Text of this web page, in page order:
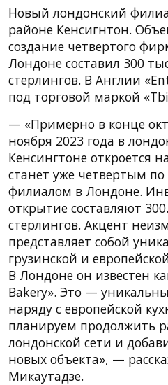
Новый лондонский
районе Кенсигнтон.
создание четвертого
Лондоне составил 300
стерлингов. В Англии
под торговой маркой
— «Примерно в конце
ноября 2023 года в
Кенсингтоне откроется
станет уже четвертым
филиалом в Лондоне.
открытие составляют
стерлингов. Акцент
представляет собой
грузинской и
В Лондоне он известен
Bakery». Это —
наряду с европейской
планируем продолжить
лондонской сети и
новых объекта», —
Микаутадзе.